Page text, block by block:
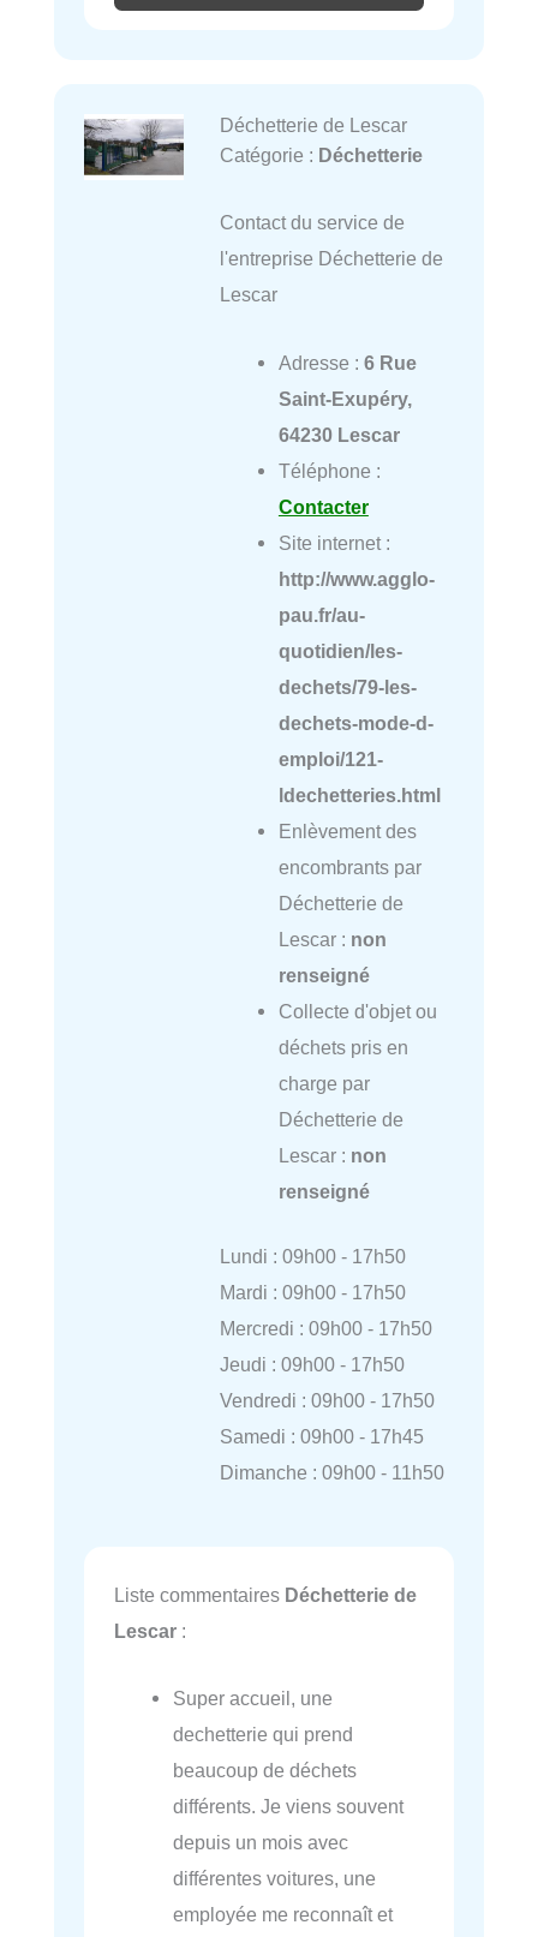
Déchetterie de Lescar
Catégorie : Déchetterie
Contact du service de
l'entreprise Déchetterie de
Lescar
Adresse : 6 Rue
Saint-Exupéry,
64230 Lescar
Téléphone :
Contacter
Site internet :
http://www.agglo-
pau.fr/au-
quotidien/les-
dechets/79-les-
dechets-mode-d-
emploi/121-
ldechetteries.html
Enlèvement des
encombrants par
Déchetterie de
Lescar : non
renseigné
Collecte d'objet ou
déchets pris en
charge par
Déchetterie de
Lescar : non
renseigné
Lundi : 09h00 - 17h50
Mardi : 09h00 - 17h50
Mercredi : 09h00 - 17h50
Jeudi : 09h00 - 17h50
Vendredi : 09h00 - 17h50
Samedi : 09h00 - 17h45
Dimanche : 09h00 - 11h50
Liste commentaires Déchetterie de
Lescar :
Super accueil, une
dechetterie qui prend
beaucoup de déchets
différents. Je viens souvent
depuis un mois avec
différentes voitures, une
employée me reconnaît et